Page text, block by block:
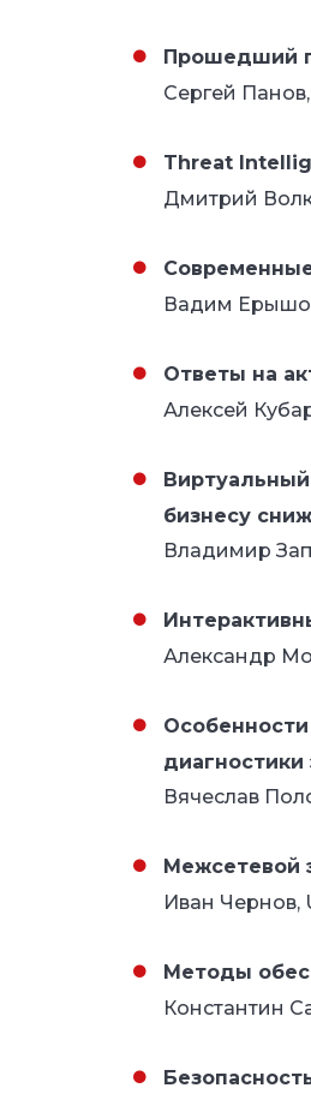
Прошедший
Сергей
Threat
Дмитрий
Вадим
Ответы на
Алексей
бизнесу
Владимир
Александр
диагностики
Вячеслав
Межсетевой
Иван Чернов,
Методы
Константин